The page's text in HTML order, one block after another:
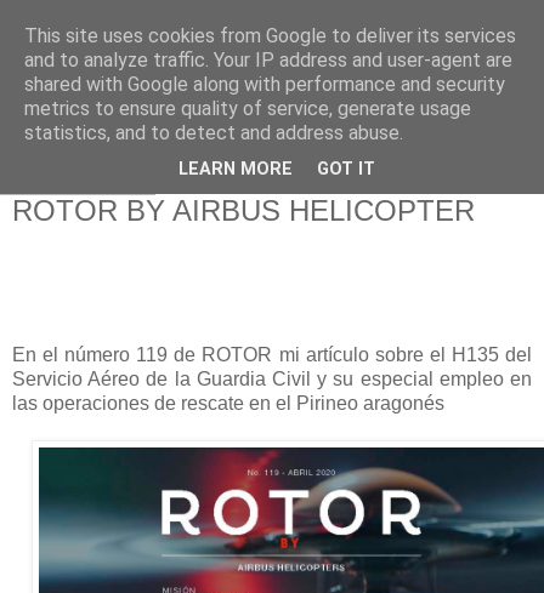
Francisco Francés
Torrontera
ROTOR BY AIRBUS HELICOPTER
En el número 119 de ROTOR mi artículo sobre el H135 del
Servicio Aéreo de la Guardia Civil y su especial empleo en
las operaciones de rescate en el Pirineo aragonés
This site uses cookies from Google to deliver its services
and to analyze traffic. Your IP address and user-agent are
shared with Google along with performance and security
metrics to ensure quality of service, generate usage
statistics, and to detect and address abuse.
LEARN MORE GOT IT